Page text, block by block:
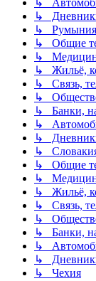
↳
↳ Румыния
↳ Общие
↳
↳ Жильё,
↳ Связь,
↳
↳ Банки,
↳
↳
↳
↳ Общие
↳
↳ Жильё,
↳ Связь,
↳
↳ Банки,
↳
↳
↳ Чехия